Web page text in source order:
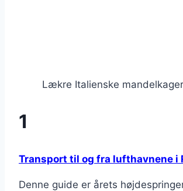
Lækre Italienske mandelkager
1
Transport til og fra lufthavnene i
Denne guide er årets